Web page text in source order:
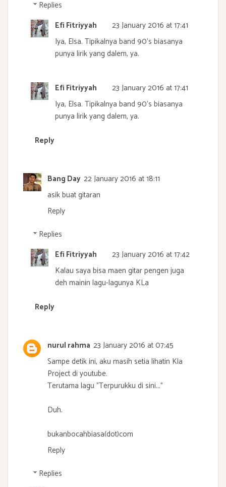
Replies
Efi Fitriyyah
23 January 2016 at 17:41
Iya, Elsa. Tipikalnya band 90‘s biasanya
punya lirik yang dalem, ya.
Efi Fitriyyah
23 January 2016 at 17:41
Iya, Elsa. Tipikalnya band 90‘s biasanya
punya lirik yang dalem, ya.
Reply
Bang Day 22 January 2016 at 18:11
asik buat gitaran
Reply
Replies
Efi Fitriyyah
23 January 2016 at 17:42
Kalau saya bisa maen gitar pengen juga
deh mainin lagu-lagunya KLa
Reply
nurul rahma 23 January 2016 at 07:45
Sampe detik ini, aku masih setia lihatin Kla
Project di youtube.
Terutama lagu "Terpurukku di sini..."
Duh.
bukanbocahbiasa(dot)com
Reply
Replies